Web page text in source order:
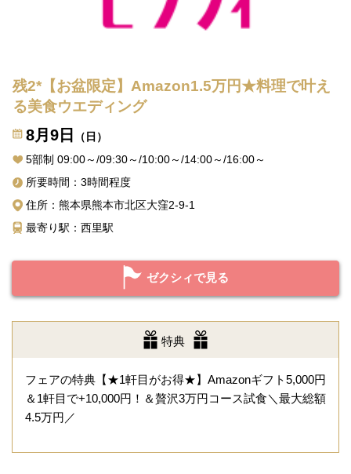
残2*【お盆限定】Amazon1.5万円★料理で叶え
る美食ウエディング
8月9日
（日）
5部制 09:00～/09:30～/10:00～/14:00～/16:00～
所要時間：3時間程度
住所：熊本県熊本市北区大窪2-9-1
最寄り駅：西里駅
ゼクシィで見る
特典
フェアの特典【★1軒目がお得★】Amazonギフト5,000円
＆1軒目で+10,000円！＆贅沢3万円コース試食＼最大総額
4.5万円／